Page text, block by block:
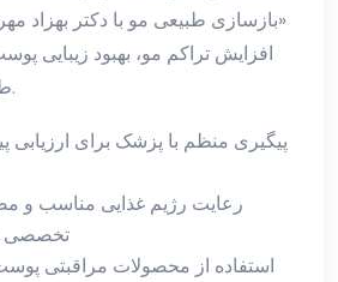
«بازسازی طبیعی مو با دکتر بهزاد
افزایش تراکم مو، بهبود زیبایی
طبیعی و پرپشت است.
پیگیری منظم با پزشک برای
رعایت رژیم غذایی مناسب و
تخصصی
استفاده از محصولات مراقبتی